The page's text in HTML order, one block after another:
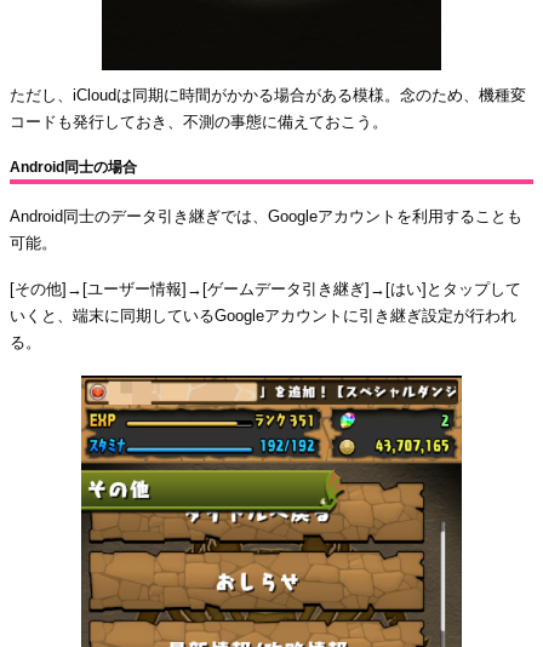
ただし、iCloudは同期に時間がかかる場合がある模様。念のため、機種変
コードも発行しておき、不測の事態に備えておこう。
Android同士の場合
Android同士のデータ引き継ぎでは、Googleアカウントを利用することも
可能。
[その他]→[ユーザー情報]→[ゲームデータ引き継ぎ]→[はい]とタップして
いくと、端末に同期しているGoogleアカウントに引き継ぎ設定が行われ
る。